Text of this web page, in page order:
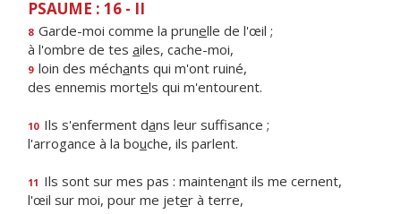
PSAUME : 16 - II
8 Garde-moi comme la prunelle de l'œil ;
à l'ombre de tes ailes, cache-moi,
9 loin des méchants qui m'ont ruiné,
des ennemis mortels qui m'entourent.
10 Ils s'enferment dans leur suffisance ;
l'arrogance à la bouche, ils parlent.
11 Ils sont sur mes pas : maintenant ils me cernent,
l'œil sur moi, pour me jeter à terre,